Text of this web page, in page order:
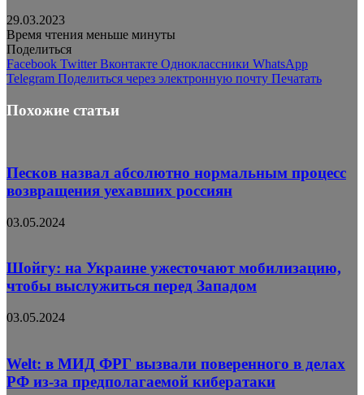
29.03.2023
Время чтения меньше минуты
Поделиться
Facebook Twitter Вконтакте Одноклассники WhatsApp
Telegram Поделиться через электронную почту Печатать
Похожие статьи
Песков назвал абсолютно нормальным процесс
возвращения уехавших россиян
03.05.2024
Шойгу: на Украине ужесточают мобилизацию,
чтобы выслужиться перед Западом
03.05.2024
Welt: в МИД ФРГ вызвали поверенного в делах
РФ из-за предполагаемой кибератаки